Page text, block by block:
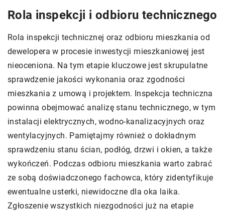
Rola inspekcji i odbioru technicznego
Rola inspekcji technicznej oraz odbioru mieszkania od
dewelopera w procesie inwestycji mieszkaniowej jest
nieoceniona. Na tym etapie kluczowe jest skrupulatne
sprawdzenie jakości wykonania oraz zgodności
mieszkania z umową i projektem. Inspekcja techniczna
powinna obejmować analizę stanu technicznego, w tym
instalacji elektrycznych, wodno-kanalizacyjnych oraz
wentylacyjnych. Pamiętajmy również o dokładnym
sprawdzeniu stanu ścian, podłóg, drzwi i okien, a także
wykończeń. Podczas odbioru mieszkania warto zabrać
ze sobą doświadczonego fachowca, który zidentyfikuje
ewentualne usterki, niewidoczne dla oka laika.
Zgłoszenie wszystkich niezgodności już na etapie